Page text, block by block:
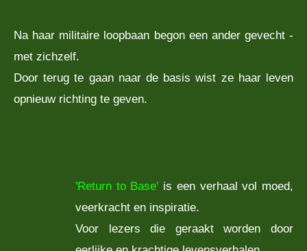
Na haar militaire loopbaan begon een ander gevecht -
met zichzelf.
Door terug te gaan naar de basis wist ze haar leven
opnieuw richting te geven.
'Return to Base' is een verhaal vol moed,
veerkracht en inspiratie.
Voor lezers die geraakt worden door